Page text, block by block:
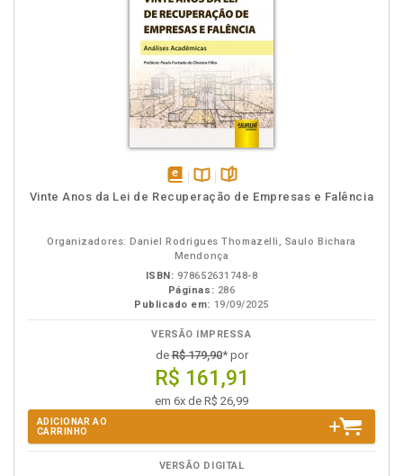
disponívelDisponível
páginas
Vinte Anos da Lei de Recuperação de Empresas e Falência
Organizadores: Daniel Rodrigues Thomazelli, Saulo Bichara
Mendonça
ISBN: 978652631748-8
Páginas: 286
Publicado em: 19/09/2025
VERSÃO IMPRESSA
deR$ 179,90* por
R$ 161,91
em 6x de R$ 26,99
ADICIONAR AO
CARRINHO
VERSÃO DIGITAL